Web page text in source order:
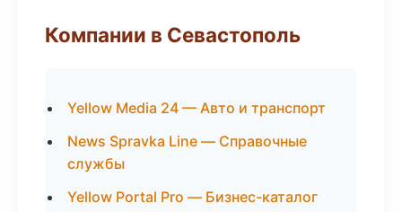
Компании в Севастополь
Yellow Media 24 — Авто и транспорт
News Spravka Line — Справочные
службы
Yellow Portal Pro — Бизнес-каталог